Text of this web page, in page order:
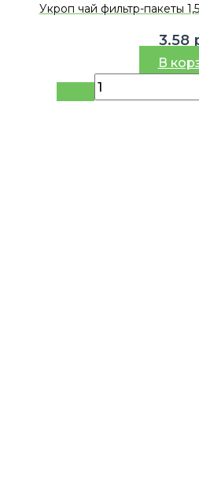
Укроп чай фильтр-пакеты
3.58
В